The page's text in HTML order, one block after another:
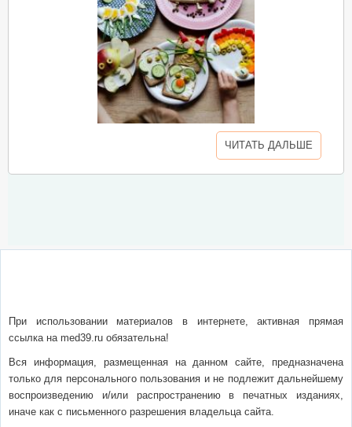
ЧИТАТЬ ДАЛЬШЕ
При использовании материалов в интернете, активная прямая
ссылка на med39.ru обязательна!
Вся информация, размещенная на данном сайте, предназначена
только для персонального пользования и не подлежит дальнейшему
воспроизведению и/или распространению в печатных изданиях,
иначе как с письменного разрешения владельца сайта.